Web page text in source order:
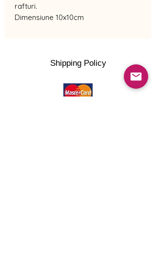
rafturi.
Dimensiune 10x10cm
Shipping Policy